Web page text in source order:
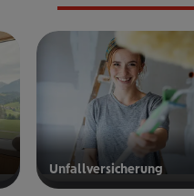
Unfall­ver­si­che­rung